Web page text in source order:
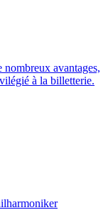
avantages,
à la billetterie.